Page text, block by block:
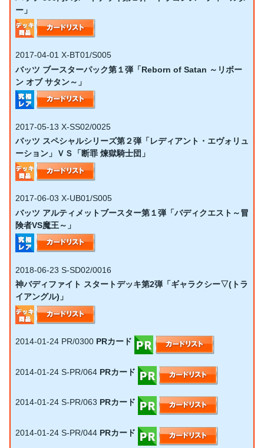
ー」
2017-04-01 X-BT01/S005
バッツ ブースターパック第１弾「Reborn of Satan ～リボー
ン オブ サタン～」
2017-05-13 X-SS02/0025
バッツ スペシャルシリーズ第２弾「レディアント・エヴォリュ
ーション」ＶＳ「断罪 煉獄騎士団」
2017-06-03 X-UB01/S005
バッツ アルティメットブースター第１弾「バディクエスト～冒
険者VS魔王～」
2018-06-23 S-SD02/0016
神バディファイト スタートデッキ第2弾「ギャラクシー▽(トラ
イアングル)」
2014-01-24 PR/0300 PRカード
2014-01-24 S-PR/064 PRカード
2014-01-24 S-PR/063 PRカード
2014-01-24 S-PR/044 PRカード